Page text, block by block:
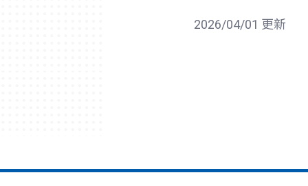
2026/04/01 更新